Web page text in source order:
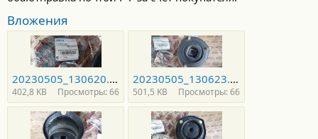
Вложения
20230505_130620.jpg
402,8 KB Просмотры: 66
20230505_130623.jpg
501,5 KB Просмотры: 66